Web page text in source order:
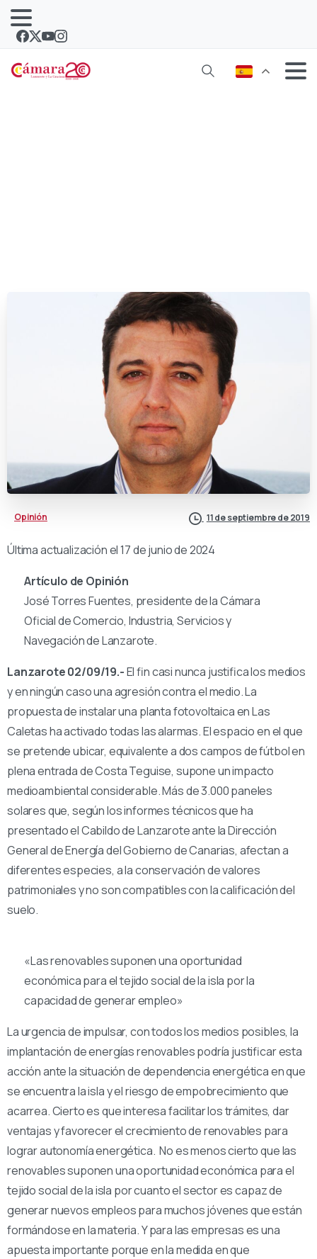
Opinión 11 de septiembre de 2019
Última actualización el 17 de junio de 2024
Artículo de Opinión
José Torres Fuentes, presidente de la Cámara
Oficial de Comercio, Industria, Servicios y
Navegación de Lanzarote.
Lanzarote 02/09/19.-El fin casi nunca justifica los medios
y en ningún caso una agresión contra el medio. La
propuesta de instalar una planta fotovoltaica en Las
Caletas ha activado todas las alarmas. El espacio en el que
se pretende ubicar, equivalente a dos campos de fútbol en
plena entrada de Costa Teguise, supone un impacto
medioambiental considerable. Más de 3.000 paneles
solares que, según los informes técnicos que ha
presentado el Cabildo de Lanzarote ante la Dirección
General de Energía del Gobierno de Canarias, afectan a
diferentes especies, a la conservación de valores
patrimoniales y no son compatibles con la calificación del
suelo.
«Las renovables suponen una oportunidad
económica para el tejido social de la isla por la
capacidad de generar empleo»
La urgencia de impulsar, con todos los medios posibles, la
implantación de energías renovables podría justificar esta
acción ante la situación de dependencia energética en que
se encuentra la isla y el riesgo de empobrecimiento que
acarrea. Cierto es que interesa facilitar los trámites, dar
ventajas y favorecer el crecimiento de renovables para
lograr autonomía energética. No es menos cierto que las
renovables suponen una oportunidad económica para el
tejido social de la isla por cuanto el sector es capaz de
generar nuevos empleos para muchos jóvenes que están
formándose en la materia. Y para las empresas es una
apuesta importante porque en la medida en que